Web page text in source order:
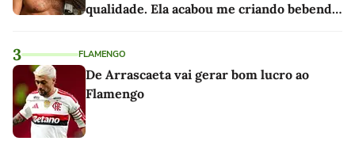
qualidade. Ela acabou me criando bebendo
3 FLAMENGO
De Arrascaeta vai gerar bom lucro ao
Flamengo